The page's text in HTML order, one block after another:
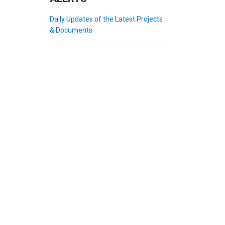
Daily Updates of the Latest Projects
& Documents